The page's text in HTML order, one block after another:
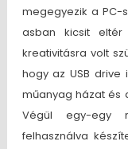
megegyezik a PC-
asban kicsit
kreativitásra volt
hogy az USB
műanyag házat és
Végül egy-egy
felhasználva